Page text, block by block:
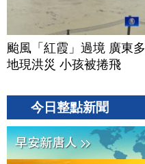
颱風「紅霞」過境 廣東多
地現洪災 小孩被捲飛
今日整點新聞